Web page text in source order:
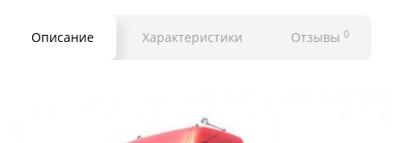
Описание Характеристики Отзывы 0